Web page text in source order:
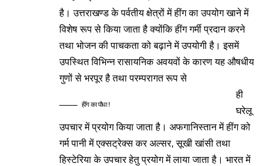
है। उत्तराखण्ड के पर्वतीय क्षेत्रों में हींग का उपयोग खाने में
विशेष रूप से किया जाता है क्योंकि हींग गर्मी प्रदान करने
तथा भोजन की पाचकता को बढ़ाने में उपयोगी है। इसमें
उपस्थित विभिन्न रासायनिक अवयवों के कारण यह औषधीय
गुणों से भरपूर है तथा परम्परागत रूप से
हींग का पौधा !
ही
घरेलू
उपचार में प्रयोग किया जाता है। अफगानिस्तान में हींग को
गर्म पानी में एक्सट्रेक्स कर अल्सर, सूखी खांसी तथा
हिस्टेरिया के उपचार हेतु प्रयोग में लाया जाता है। भारत में